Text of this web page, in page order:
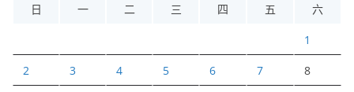
日
一 二 三 四 五 六
1
2 3 4 5 6 7 8